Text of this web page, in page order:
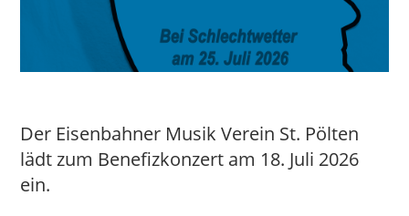
Der Eisenbahner Musik Verein St. Pölten
lädt zum Benefizkonzert am 18. Juli 2026
ein.